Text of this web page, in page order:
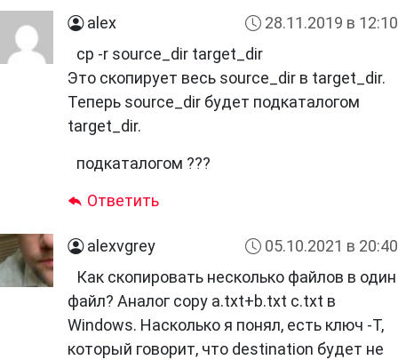
alex
28.11.2019 в 12:10
cp -r source_dir target_dir
Это скопирует весь source_dir в target_dir.
Теперь source_dir будет подкаталогом
target_dir.
подкаталогом ???
Ответить
alexvgrey
05.10.2021 в 20:40
Как скопировать несколько файлов в один
файл? Аналог copy a.txt+b.txt c.txt в
Windows. Насколько я понял, есть ключ -T,
который говорит, что destination будет не